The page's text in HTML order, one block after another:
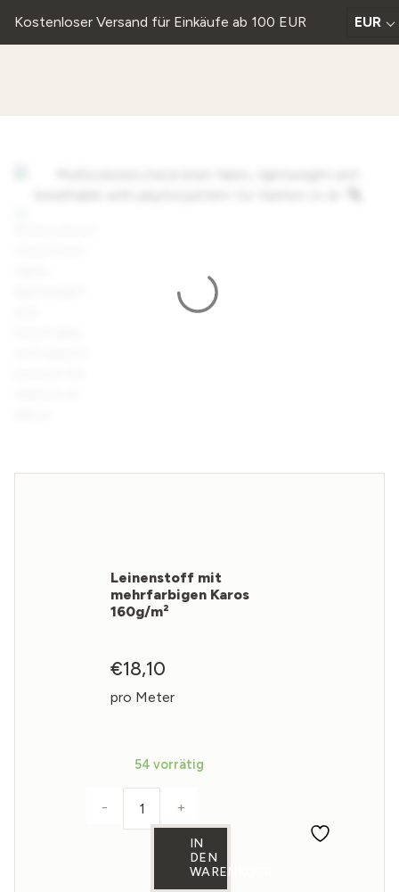
Kostenloser Versand für Einkäufe ab 100 EUR EUR
Leinenstoff mit
mehrfarbigen Karos
160g/m²
€18,10
pro Meter
54 vorrätig
Leinenstoff mit mehrfarbigen Karos
- +
IN
DEN
WARENKORB